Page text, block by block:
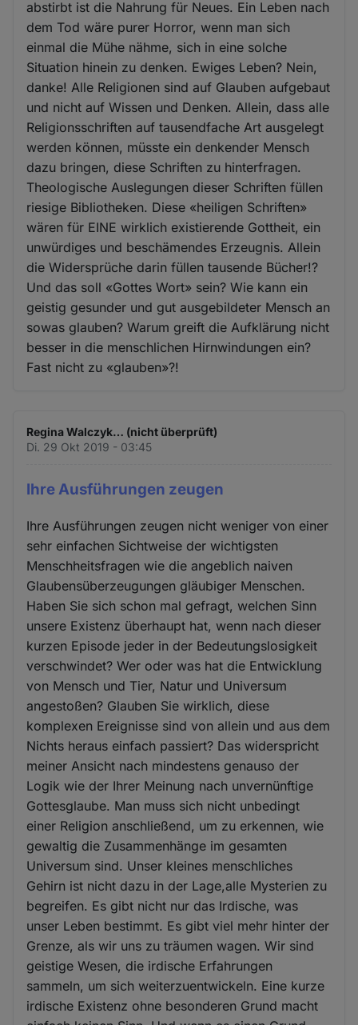
abstirbt ist die Nahrung für Neues. Ein Leben nach
dem Tod wäre purer Horror, wenn man sich
einmal die Mühe nähme, sich in eine solche
Situation hinein zu denken. Ewiges Leben? Nein,
danke! Alle Religionen sind auf Glauben aufgebaut
und nicht auf Wissen und Denken. Allein, dass alle
Religionsschriften auf tausendfache Art ausgelegt
werden können, müsste ein denkender Mensch
dazu bringen, diese Schriften zu hinterfragen.
Theologische Auslegungen dieser Schriften füllen
riesige Bibliotheken. Diese «heiligen Schriften»
wären für EINE wirklich existierende Gottheit, ein
unwürdiges und beschämendes Erzeugnis. Allein
die Widersprüche darin füllen tausende Bücher!?
Und das soll «Gottes Wort» sein? Wie kann ein
geistig gesunder und gut ausgebildeter Mensch an
sowas glauben? Warum greift die Aufklärung nicht
besser in die menschlichen Hirnwindungen ein?
Fast nicht zu «glauben»?!
Regina Walczyk… (nicht überprüft)
Di. 29 Okt 2019 - 03:45
Ihre Ausführungen zeugen
Ihre Ausführungen zeugen nicht weniger von einer
sehr einfachen Sichtweise der wichtigsten
Menschheitsfragen wie die angeblich naiven
Glaubensüberzeugungen gläubiger Menschen.
Haben Sie sich schon mal gefragt, welchen Sinn
unsere Existenz überhaupt hat, wenn nach dieser
kurzen Episode jeder in der Bedeutungslosigkeit
verschwindet? Wer oder was hat die Entwicklung
von Mensch und Tier, Natur und Universum
angestoßen? Glauben Sie wirklich, diese
komplexen Ereignisse sind von allein und aus dem
Nichts heraus einfach passiert? Das widerspricht
meiner Ansicht nach mindestens genauso der
Logik wie der Ihrer Meinung nach unvernünftige
Gottesglaube. Man muss sich nicht unbedingt
einer Religion anschließend, um zu erkennen, wie
gewaltig die Zusammenhänge im gesamten
Universum sind. Unser kleines menschliches
Gehirn ist nicht dazu in der Lage,alle Mysterien zu
begreifen. Es gibt nicht nur das Irdische, was
unser Leben bestimmt. Es gibt viel mehr hinter der
Grenze, als wir uns zu träumen wagen. Wir sind
geistige Wesen, die irdische Erfahrungen
sammeln, um sich weiterzuentwickeln. Eine kurze
irdische Existenz ohne besonderen Grund macht